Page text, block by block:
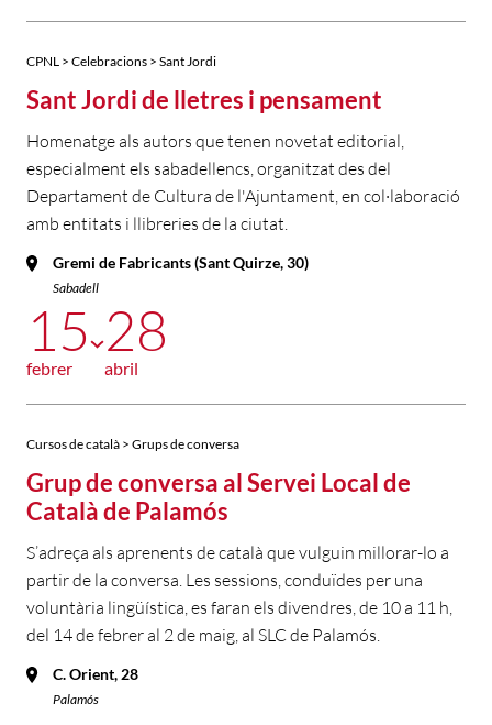
CPNL > Celebracions > Sant Jordi
Sant Jordi de lletres i pensament
Homenatge als autors que tenen novetat editorial,
especialment els sabadellencs, organitzat des del
Departament de Cultura de l'Ajuntament, en col·laboració
amb entitats i llibreries de la ciutat.
Gremi de Fabricants (Sant Quirze, 30)
Sabadell
15
febrer
28
abril
Cursos de català > Grups de conversa
Grup de conversa al Servei Local de
Català de Palamós
S’adreça als aprenents de català que vulguin millorar-lo a
partir de la conversa. Les sessions, conduïdes per una
voluntària lingüística, es faran els divendres, de 10 a 11 h,
del 14 de febrer al 2 de maig, al SLC de Palamós.
C. Orient, 28
Palamós